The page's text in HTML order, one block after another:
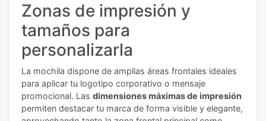
Zonas de impresión y
tamaños para
personalizarla
La mochila dispone de amplias áreas frontales ideales
para aplicar tu logotipo corporativo o mensaje
promocional. Las dimensiones máximas de impresión
permiten destacar tu marca de forma visible y elegante,